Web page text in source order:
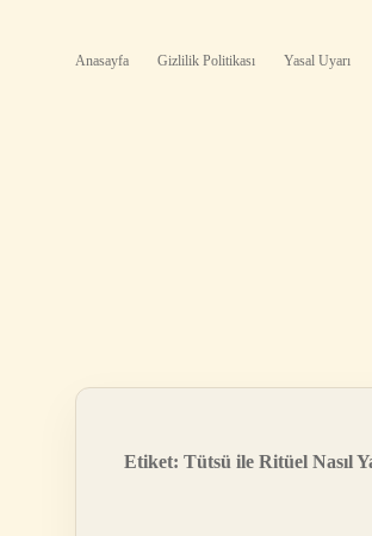
Anasayfa Gizlilik Politikası Yasal Uyarı
Etiket: Tütsü ile Ritüel Nasıl